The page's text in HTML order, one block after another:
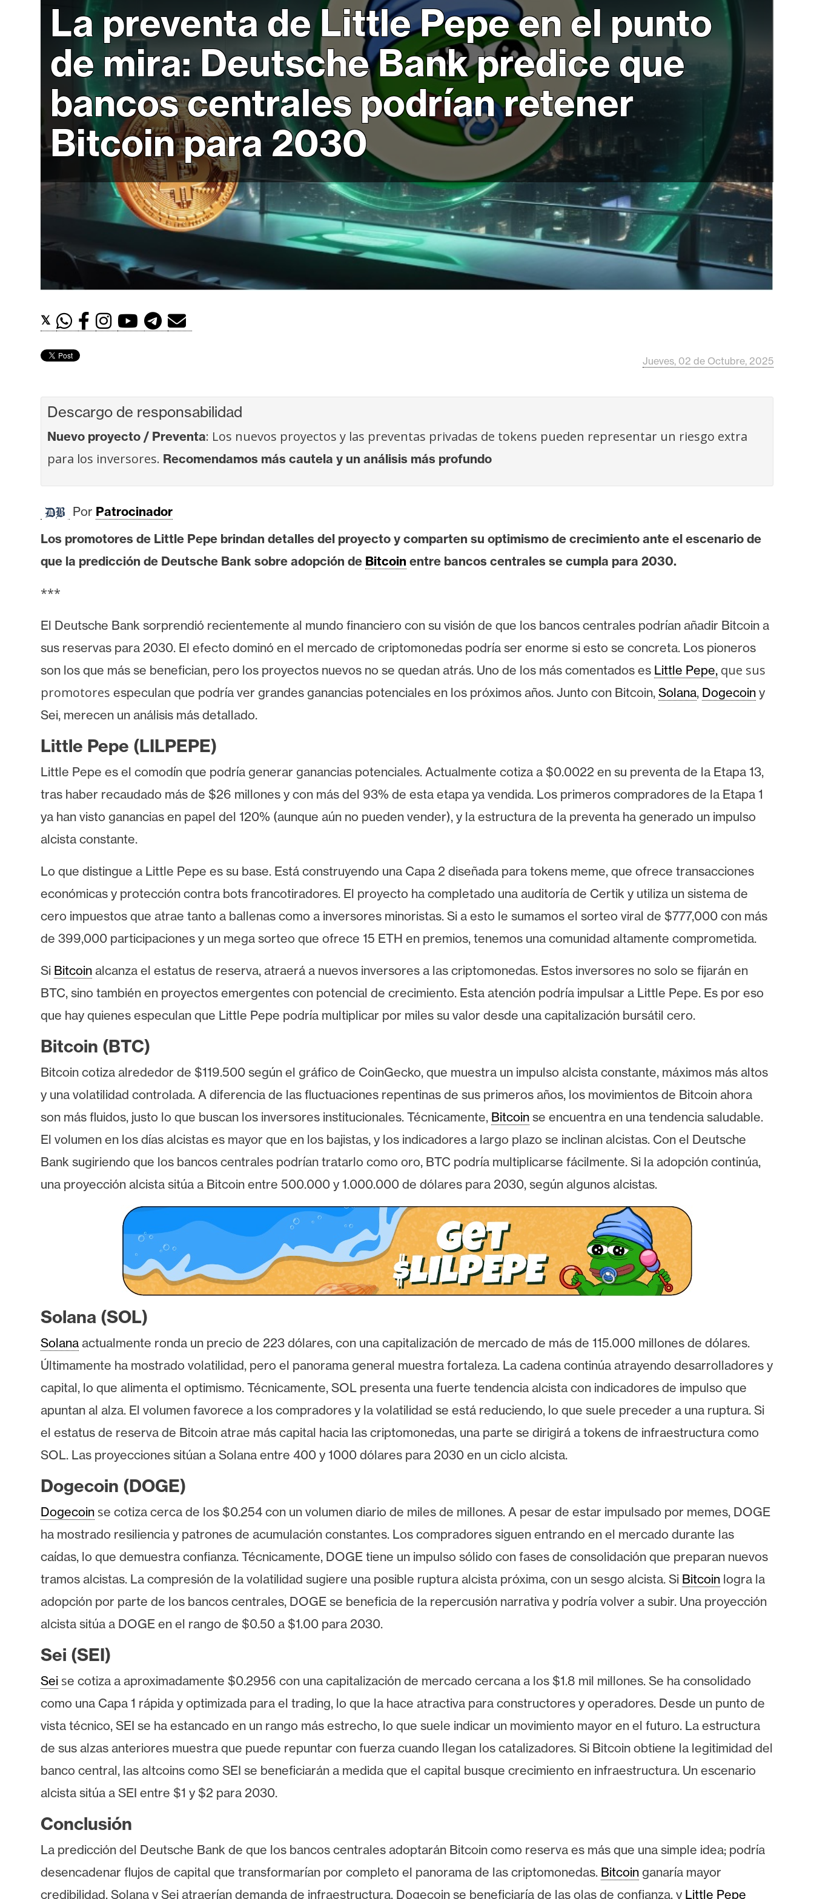
o
t
e
r
e
u
A
A
á
s
s
N
t
a
s
d
e
P
r
e
s
a
e
m
a
s
R
c
u
r
s
o
s
C
o
n
u
b
l
i
i
d
a
La preventa de Little Pepe en el punto
de mira: Deutsche Bank predice que
bancos centrales podrían retener
Bitcoin para 2030
𝕏
Jueves, 02 de Octubre, 2025
Descargo de responsabilidad
Nuevo proyecto / Preventa: Los nuevos proyectos y las preventas privadas de tokens pueden representar un riesgo extra
para los inversores. Recomendamos más cautela y un análisis más profundo
Por Patrocinador
Los promotores de Little Pepe brindan detalles del proyecto y comparten su optimismo de crecimiento ante el escenario de
que la predicción de Deutsche Bank sobre adopción de Bitcoin entre bancos centrales se cumpla para 2030.
***
El Deutsche Bank sorprendió recientemente al mundo financiero con su visión de que los bancos centrales podrían añadir Bitcoin a
sus reservas para 2030. El efecto dominó en el mercado de criptomonedas podría ser enorme si esto se concreta. Los pioneros
son los que más se benefician, pero los proyectos nuevos no se quedan atrás. Uno de los más comentados es Little Pepe, que sus
promotores especulan que podría ver grandes ganancias potenciales en los próximos años. Junto con Bitcoin, Solana, Dogecoin y
Sei, merecen un análisis más detallado.
Little Pepe (LILPEPE)
Little Pepe es el comodín que podría generar ganancias potenciales. Actualmente cotiza a $0.0022 en su preventa de la Etapa 13,
tras haber recaudado más de $26 millones y con más del 93% de esta etapa ya vendida. Los primeros compradores de la Etapa 1
ya han visto ganancias en papel del 120% (aunque aún no pueden vender), y la estructura de la preventa ha generado un impulso
alcista constante.
Lo que distingue a Little Pepe es su base. Está construyendo una Capa 2 diseñada para tokens meme, que ofrece transacciones
económicas y protección contra bots francotiradores. El proyecto ha completado una auditoría de Certik y utiliza un sistema de
cero impuestos que atrae tanto a ballenas como a inversores minoristas. Si a esto le sumamos el sorteo viral de $777,000 con más
de 399,000 participaciones y un mega sorteo que ofrece 15 ETH en premios, tenemos una comunidad altamente comprometida.
Si Bitcoin alcanza el estatus de reserva, atraerá a nuevos inversores a las criptomonedas. Estos inversores no solo se fijarán en
BTC, sino también en proyectos emergentes con potencial de crecimiento. Esta atención podría impulsar a Little Pepe. Es por eso
que hay quienes especulan que Little Pepe podría multiplicar por miles su valor desde una capitalización bursátil cero.
Bitcoin (BTC)
Bitcoin cotiza alrededor de $119.500 según el gráfico de CoinGecko, que muestra un impulso alcista constante, máximos más altos
y una volatilidad controlada. A diferencia de las fluctuaciones repentinas de sus primeros años, los movimientos de Bitcoin ahora
son más fluidos, justo lo que buscan los inversores institucionales. Técnicamente, Bitcoin se encuentra en una tendencia saludable.
El volumen en los días alcistas es mayor que en los bajistas, y los indicadores a largo plazo se inclinan alcistas. Con el Deutsche
Bank sugiriendo que los bancos centrales podrían tratarlo como oro, BTC podría multiplicarse fácilmente. Si la adopción continúa,
una proyección alcista sitúa a Bitcoin entre 500.000 y 1.000.000 de dólares para 2030, según algunos alcistas.
Solana (SOL)
Solana actualmente ronda un precio de 223 dólares, con una capitalización de mercado de más de 115.000 millones de dólares.
Últimamente ha mostrado volatilidad, pero el panorama general muestra fortaleza. La cadena continúa atrayendo desarrolladores y
capital, lo que alimenta el optimismo. Técnicamente, SOL presenta una fuerte tendencia alcista con indicadores de impulso que
apuntan al alza. El volumen favorece a los compradores y la volatilidad se está reduciendo, lo que suele preceder a una ruptura. Si
el estatus de reserva de Bitcoin atrae más capital hacia las criptomonedas, una parte se dirigirá a tokens de infraestructura como
SOL. Las proyecciones sitúan a Solana entre 400 y 1000 dólares para 2030 en un ciclo alcista.
Dogecoin (DOGE)
Dogecoin se cotiza cerca de los $0.254 con un volumen diario de miles de millones. A pesar de estar impulsado por memes, DOGE
ha mostrado resiliencia y patrones de acumulación constantes. Los compradores siguen entrando en el mercado durante las
caídas, lo que demuestra confianza. Técnicamente, DOGE tiene un impulso sólido con fases de consolidación que preparan nuevos
tramos alcistas. La compresión de la volatilidad sugiere una posible ruptura alcista próxima, con un sesgo alcista. Si Bitcoin logra la
adopción por parte de los bancos centrales, DOGE se beneficia de la repercusión narrativa y podría volver a subir. Una proyección
alcista sitúa a DOGE en el rango de $0.50 a $1.00 para 2030.
Sei (SEI)
Sei se cotiza a aproximadamente $0.2956 con una capitalización de mercado cercana a los $1.8 mil millones. Se ha consolidado
como una Capa 1 rápida y optimizada para el trading, lo que la hace atractiva para constructores y operadores. Desde un punto de
vista técnico, SEI se ha estancado en un rango más estrecho, lo que suele indicar un movimiento mayor en el futuro. La estructura
de sus alzas anteriores muestra que puede repuntar con fuerza cuando llegan los catalizadores. Si Bitcoin obtiene la legitimidad del
banco central, las altcoins como SEI se beneficiarán a medida que el capital busque crecimiento en infraestructura. Un escenario
alcista sitúa a SEI entre $1 y $2 para 2030.
Conclusión
La predicción del Deutsche Bank de que los bancos centrales adoptarán Bitcoin como reserva es más que una simple idea; podría
desencadenar flujos de capital que transformarían por completo el panorama de las criptomonedas. Bitcoin ganaría mayor
credibilidad, Solana y Sei atraerían demanda de infraestructura, Dogecoin se beneficiaría de las olas de confianza, y Little Pepe